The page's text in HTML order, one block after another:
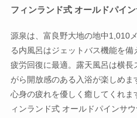
フィンランド式 オールドパイ
源泉は、富良野大地の地中1,010
る内風呂はジェットバス機能を
疲労回復に最適。露天風呂は横
がら開放感のある入浴が楽しめ
心身の疲れを優しく癒してくれ
ィンランド式 オールドパインサウ